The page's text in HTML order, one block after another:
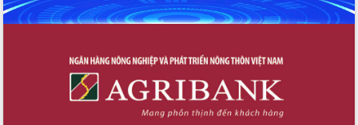
Xây dựng nền hành chính số đồng
Giai đoạn 2026-2030, Đắk Lắk phấn
đấu có 77% xã đạt chuẩn nông thôn
Chuyển đổi số 'mở đường' cho nông